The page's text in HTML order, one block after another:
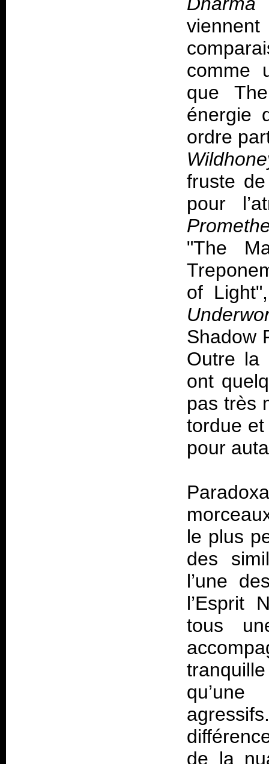
viennent
comme
que
énergie
ordre
fruste
pour
"The
of
Shadow
Outre la
ont
pas très
tordue
pour
le plus
des
l’une
l’Esprit
tous
de la